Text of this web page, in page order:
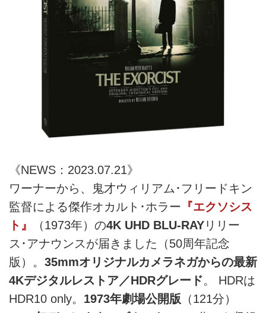
《NEWS：2023.07.21》
ワーナーから、鬼才ウィリアム･フリードキン
監督による傑作オカルト･ホラー 『エクソシス
ト』
（1973年）の4K UHD BLU-RAYリリー
ス･アナウンスが届きました（50周年記念
版）。 35mmオリジナルカメラネガからの最新
4Kデジタルレストア／HDRグレード。 HDRは
HDR10 only。 1973年劇場公開版 （121分）